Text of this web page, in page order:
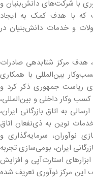
با شرکت‌های دانش‌بنیان و
که با هدف کمک به ایجاد
و خدمات دانش‌بنیان در
هدف مرکز شتابدهی صادرات
بین‌المللی با همکاری
ریاست جمهوری ذکر کرد و
کسب وکار داخلی و بین‌المللی،
به اتاق بازرگانی ایران،
خدمات نوین به ذی‌نفعان اتاق
نوآوران، سرمایه‌گذاری و
ایران، بومی‌سازی تجربه‌
استارت‌آپی و افزایش
این مرکز نوآوری تعریف شده